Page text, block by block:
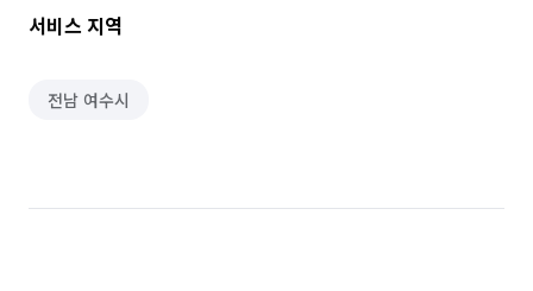
서비스 지역
전남 여수시